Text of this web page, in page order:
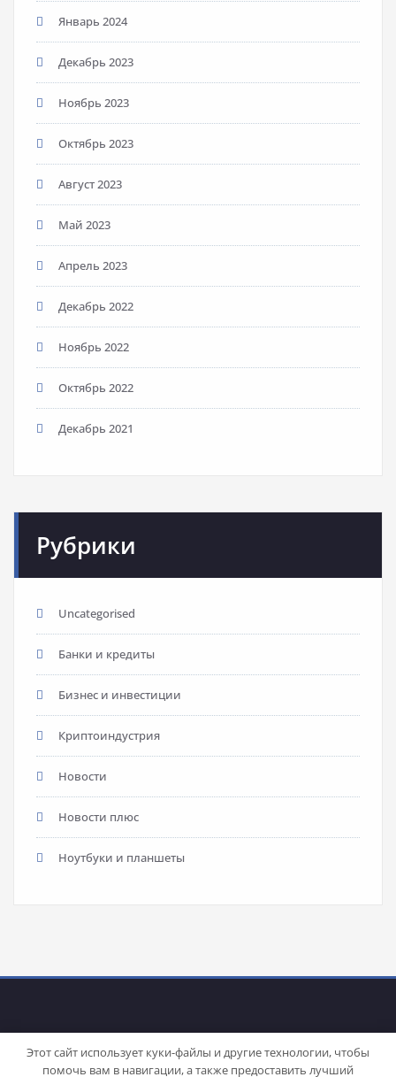
Январь 2024
Декабрь 2023
Ноябрь 2023
Октябрь 2023
Август 2023
Май 2023
Апрель 2023
Декабрь 2022
Ноябрь 2022
Октябрь 2022
Декабрь 2021
Рубрики
Uncategorised
Банки и кредиты
Бизнес и инвестиции
Криптоиндустрия
Новости
Новости плюс
Ноутбуки и планшеты
Этот сайт использует куки-файлы и другие технологии, чтобы
помочь вам в навигации, а также предоставить лучший